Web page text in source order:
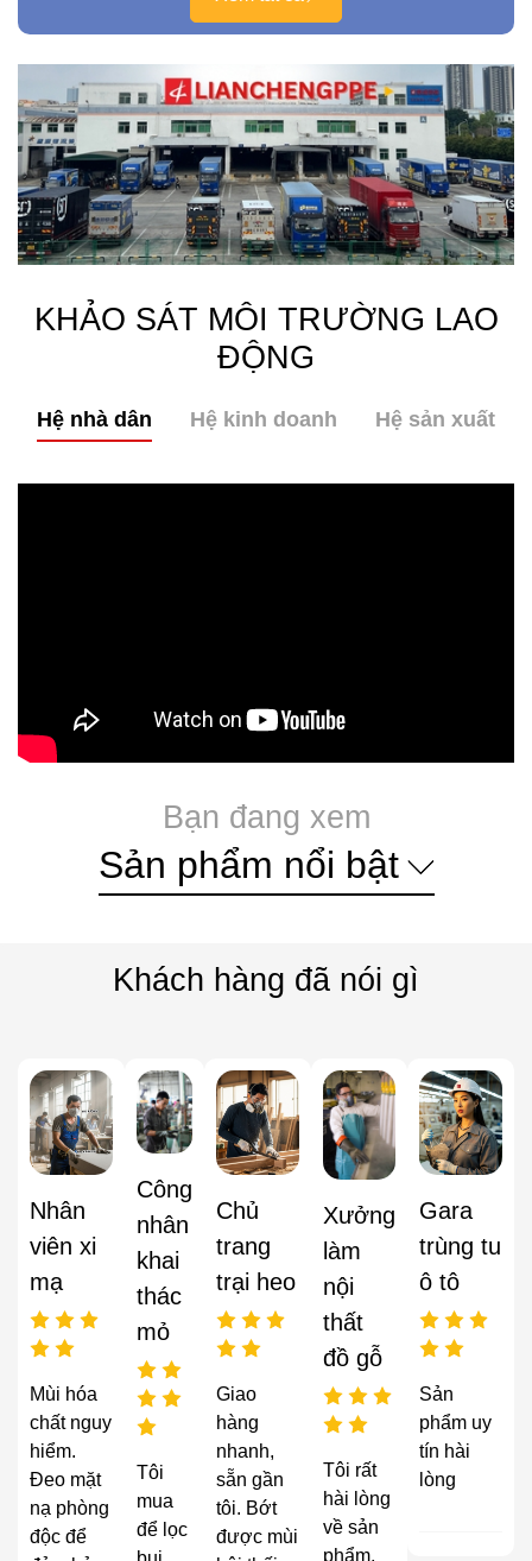
KHẢO SÁT MÔI TRƯỜNG LAO
ĐỘNG
Hệ nhà dân Hệ kinh doanh Hệ sản xuất
Bạn đang xem
Sản phẩm nổi bật
Khách hàng đã nói gì
Nhân
viên xi
mạ
Mùi hóa
chất nguy
hiểm.
Đeo mặt
nạ phòng
độc để
Công
nhân
khai
thác
mỏ
Tôi
mua
để lọc
Chủ
trang
trại heo
Giao
hàng
nhanh,
sẵn gần
tôi. Bớt
được mùi
Xưởng
làm
nội
thất
đồ gỗ
Tôi rất
hài lòng
về sản
phẩm,
Gara
trùng tu
ô tô
Sản
phẩm uy
tín hài
lòng